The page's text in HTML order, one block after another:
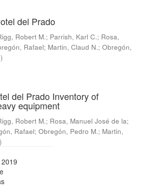
del Prado
Robert M.; Parrish, Karl C.; Rosa,
Rafael; Martin, Claud N.; Obregón,
)
del Prado Inventory of
equipment
Robert M.; Rosa, Manuel José de la;
Rafael; Obregón, Pedro M.; Martin,
)